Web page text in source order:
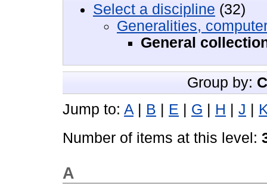
Select a discipline (32)
Generalities,
General
Group by:
Jump to: A | B | E | G | H | J |
Number of items at this level:
A